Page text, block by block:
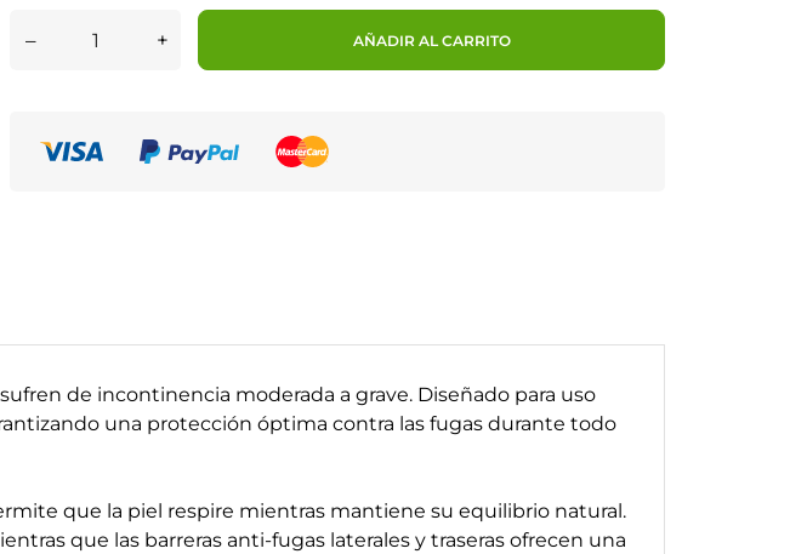
– + AÑADIR AL CARRITO
de incontinencia moderada a grave. Diseñado para uso
una protección óptima contra las fugas durante todo
que la piel respire mientras mantiene su equilibrio natural.
que las barreras anti-fugas laterales y traseras ofrecen una